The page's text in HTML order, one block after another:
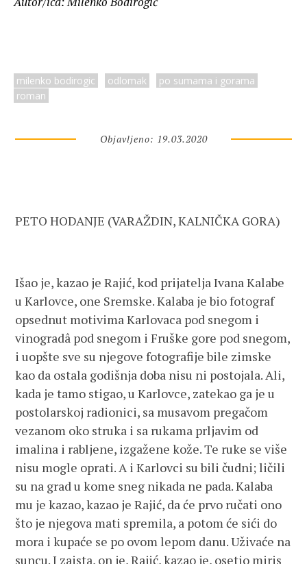
milenko bodirogic odlomak
po sumama i gorama
roman
Objavljeno: 19.03.2020
PETO HODANJE (VARAŽDIN, KALNIČKA GORA)
Išao je, kazao je Rajić, kod prijatelja Ivana Kalabe
u Karlovce, one Sremske. Kalaba je bio fotograf
opsednut motivima Karlovaca pod snegom i
vinogradâ pod snegom i Fruške gore pod snegom,
i uopšte sve su njegove fotografije bile zimske
kao da ostala godišnja doba nisu ni postojala. Ali,
kada je tamo stigao, u Karlovce, zatekao ga je u
postolarskoj radionici, sa musavom pregačom
vezanom oko struka i sa rukama prljavim od
imalina i rabljene, izgažene kože. Te ruke se više
nisu mogle oprati. A i Karlovci su bili čudni; ličili
su na grad u kome sneg nikada ne pada. Kalaba
mu je kazao, kazao je Rajić, da će prvo ručati ono
što je njegova mati spremila, a potom će sići do
mora i kupaće se po ovom lepom danu. Uživaće na
suncu. I zaista, on je, Rajić, kazao je, osetio miris